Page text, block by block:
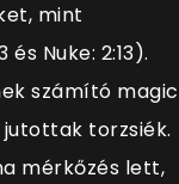
mint
Nuke: 2:13).
számító magic
torzsiék.
mérkőzés lett,